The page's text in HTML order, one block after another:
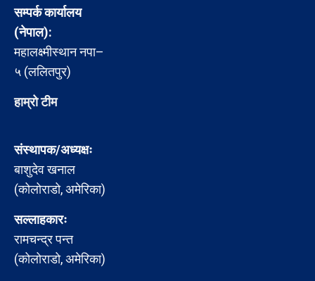
सम्पर्क कार्यालय
(नेपाल):
महालक्ष्मीस्थान नपा–
५ (ललितपुर)
हाम्रो टीम
संस्थापक/अध्यक्षः
बाशुदेव खनाल
(कोलोराडो, अमेरिका)
सल्लाहकारः
रामचन्द्र पन्त
(कोलोराडो, अमेरिका)